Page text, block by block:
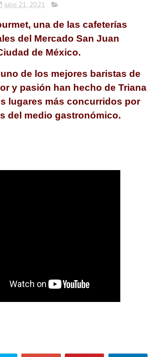
julio 21, 2021
una de las cafeterías
del Mercado San Juan
de México.
de los mejores baristas de
y pasión han hecho de Triana
lugares más concurridos por
del medio gastronómico.